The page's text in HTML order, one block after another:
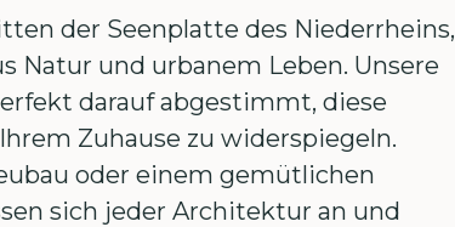
der Seenplatte des Niederrheins,
Natur und urbanem Leben. Unsere
darauf abgestimmt, diese
Zuhause zu widerspiegeln.
oder einem gemütlichen
sich jeder Architektur an und